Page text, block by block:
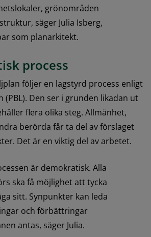
grönområden
säger Julia Isberg,
som planarkitekt.
process
följer en lagstyrd process enligt
(PBL). Den ser i grunden likadan ut
flera olika steg. Allmänhet,
berörda får ta del av förslaget
Det är en viktig del av arbetet.
är demokratisk. Alla
ska få möjlighet att tycka
sitt. Synpunkter kan leda
och förbättringar
antas, säger Julia.